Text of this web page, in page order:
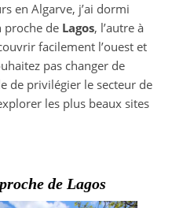
en Algarve, j’ai dormi
proche de Lagos, l’autre à
facilement l’ouest et
pas changer de
de privilégier le secteur de
les plus beaux sites
de Lagos